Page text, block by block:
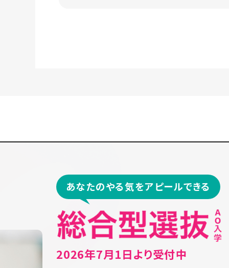
あなたのやる気をアピールできる
2026年7月1日より受付中